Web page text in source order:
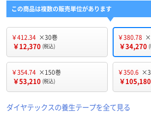
この商品は複数の販売単位があります
￥412.34 ×30巻
￥12,370 (税込)
￥380.78
￥34,270
￥354.74 ×150巻
￥53,210 (税込)
￥350.6
￥105,180
ダイヤテックスの養生テープを全て見る